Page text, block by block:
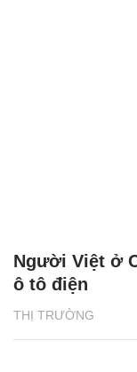
THỊ TRƯỜNG
Người Việt ở
ô tô điện